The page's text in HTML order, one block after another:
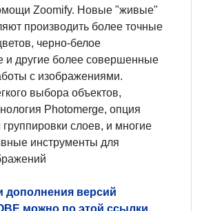
Zoomify. Новые "живые"
производить более точные
черно-белое
и другие более совершенные
с изображениями.
выбора объектов,
Photomerge, опция
слоев, и многие
инструменты для
дополнения версий
можно по этой ссылки